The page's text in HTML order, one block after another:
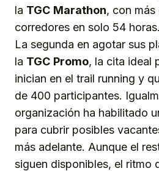
la TGC Marathon, con más
corredores en solo 54
La segunda en agotar sus
la TGC Promo, la cita ideal
inician en el trail running y
de 400 participantes.
organización ha habilitado
para cubrir posibles
más adelante. Aunque el
siguen disponibles, el ritmo